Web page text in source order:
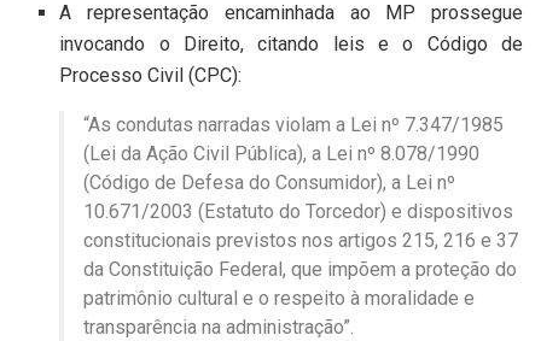
A representação encaminhada ao MP prossegue
invocando o Direito, citando leis e o Código de
Processo Civil (CPC):
“As condutas narradas violam a Lei nº 7.347/1985
(Lei da Ação Civil Pública), a Lei nº 8.078/1990
(Código de Defesa do Consumidor), a Lei nº
10.671/2003 (Estatuto do Torcedor) e dispositivos
constitucionais previstos nos artigos 215, 216 e 37
da Constituição Federal, que impõem a proteção do
patrimônio cultural e o respeito à moralidade e
transparência na administração”.